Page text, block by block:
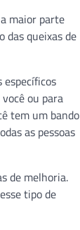
maior parte
das queixas de
específicos
ou para
tem um bando
as pessoas
de melhoria.
tipo de